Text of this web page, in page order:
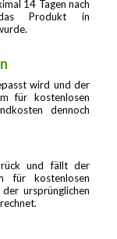
14 Tagen nach
Produkt in
wird und der
für kostenlosen
dennoch
und fällt der
für kostenlosen
ursprünglichen